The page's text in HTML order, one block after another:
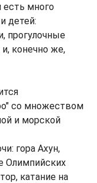
есть много
детей:
прогулочные
конечно же,
со множеством
и морской
гора Ахун,
Олимпийских
катание на